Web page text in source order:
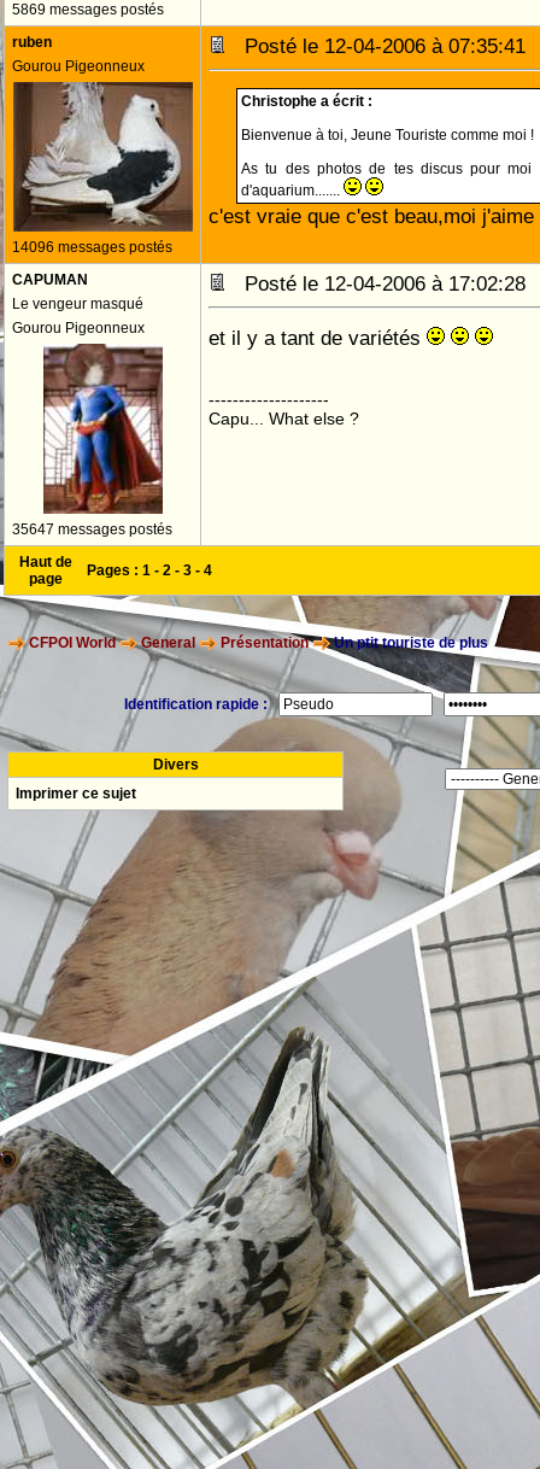
5869 messages postés
ruben
Gourou Pigeonneux
14096 messages postés
Posté le 12-04-2006 à
Christophe a écrit :
Bienvenue à toi, Jeune Touriste comme moi !
As tu des photos de tes discus pour moi
d'aquarium.......
c'est vraie que c'est beau,moi
CAPUMAN
Le vengeur masqué
Gourou Pigeonneux
35647 messages postés
Posté le 12-04-2006 à
et il y a tant de variétés
--------------------
Capu... What else ?
Haut de
page
Pages : 1 - 2 - 3 - 4
CFPOI World General Présentation Un ptit touriste de plus
Identification rapide :
Divers
Imprimer ce sujet